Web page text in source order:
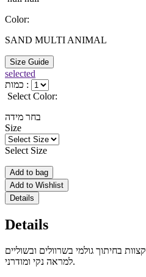
Color:
SAND MULTI ANIMAL
Size Guide
selected
כמות :
Select Color:
בחר מידה
Size
Select Size
Add to bag
Add to Wishlist
Details
Details
בחיתוך גולמי בשרוולים ובשוליים
למראה נקי ומודרני.